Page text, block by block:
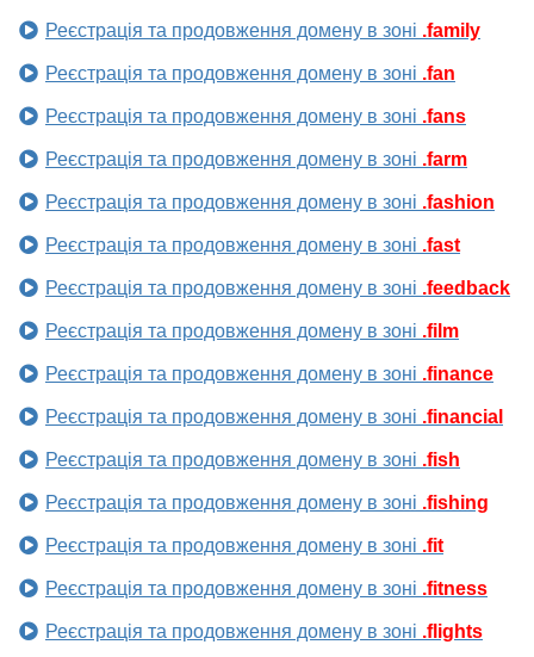
Реєстрація та продовження домену в зоні .family
Реєстрація та продовження домену в зоні .fan
Реєстрація та продовження домену в зоні .fans
Реєстрація та продовження домену в зоні .farm
Реєстрація та продовження домену в зоні .fashion
Реєстрація та продовження домену в зоні .fast
Реєстрація та продовження домену в зоні .feedback
Реєстрація та продовження домену в зоні .film
Реєстрація та продовження домену в зоні .finance
Реєстрація та продовження домену в зоні .financial
Реєстрація та продовження домену в зоні .fish
Реєстрація та продовження домену в зоні .fishing
Реєстрація та продовження домену в зоні .fit
Реєстрація та продовження домену в зоні .fitness
Реєстрація та продовження домену в зоні .flights